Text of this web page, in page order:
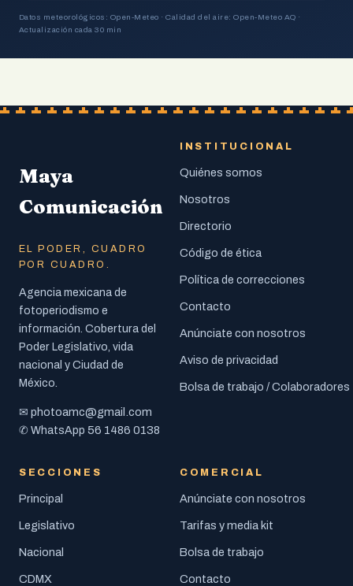
Datos meteorológicos: Open-Meteo · Calidad del aire: Open-Meteo AQ ·
Actualización cada 30 min
Maya
Comunicación
EL PODER, CUADRO
POR CUADRO.
Agencia mexicana de
fotoperiodismo e
información. Cobertura del
Poder Legislativo, vida
nacional y Ciudad de
México.
✉ photoamc@gmail.com
✆ WhatsApp 56 1486 0138
INSTITUCIONAL
Quiénes somos
Nosotros
Directorio
Código de ética
Política de correcciones
Contacto
Anúnciate con nosotros
Aviso de privacidad
Bolsa de trabajo / Colaboradores
SECCIONES
Principal
Legislativo
Nacional
CDMX
COMERCIAL
Anúnciate con nosotros
Tarifas y media kit
Bolsa de trabajo
Contacto